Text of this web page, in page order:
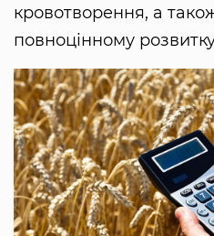
кровотворення, а
повноцінному